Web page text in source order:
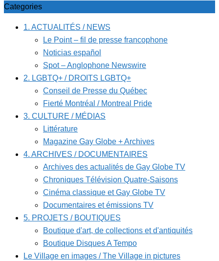
Categories
1. ACTUALITÉS / NEWS
Le Point – fil de presse francophone
Noticias español
Spot – Anglophone Newswire
2. LGBTQ+ / DROITS LGBTQ+
Conseil de Presse du Québec
Fierté Montréal / Montreal Pride
3. CULTURE / MÉDIAS
Littérature
Magazine Gay Globe + Archives
4. ARCHIVES / DOCUMENTAIRES
Archives des actualités de Gay Globe TV
Chroniques Télévision Quatre-Saisons
Cinéma classique et Gay Globe TV
Documentaires et émissions TV
5. PROJETS / BOUTIQUES
Boutique d'art, de collections et d'antiquités
Boutique Disques A Tempo
Le Village en images / The Village in pictures